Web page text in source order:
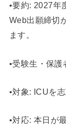
•要約: 2027年
Web出願締切
ます。
•受験生・保護
•対象: ICUを
•対応: 本日が